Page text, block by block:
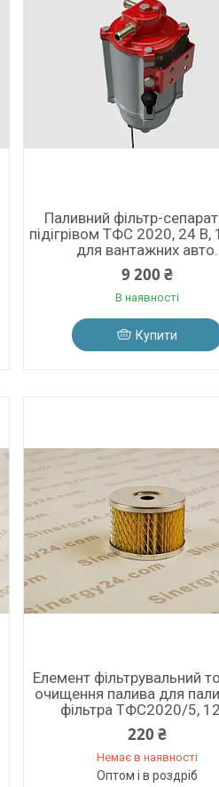
Паливний фільтр-
підігрівом ТФС 2020, 24 В,
для вантажних авто.
9 200 ₴
В наявності
Купити
Елемент фільтрувальний
очищення палива для
фільтра ТФС2020/5,
220 ₴
Немає в наявності
Оптом і в роздріб